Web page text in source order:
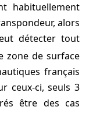
habituellement
alors
détecter tout
zone de surface
français
ceux-ci, seuls 3
être des cas